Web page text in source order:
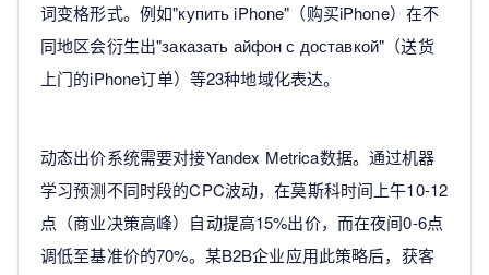
词变格形式。例如"купить iPhone"（购买iPhone）在不
同地区会衍生出"заказать айфон с доставкой"（送货
上门的iPhone订单）等23种地域化表达。
动态出价系统需要对接Yandex Metrica数据。通过机器
学习预测不同时段的CPC波动，在莫斯科时间上午10-12
点（商业决策高峰）自动提高15%出价，而在夜间0-6点
调低至基准价的70%。某B2B企业应用此策略后，获客